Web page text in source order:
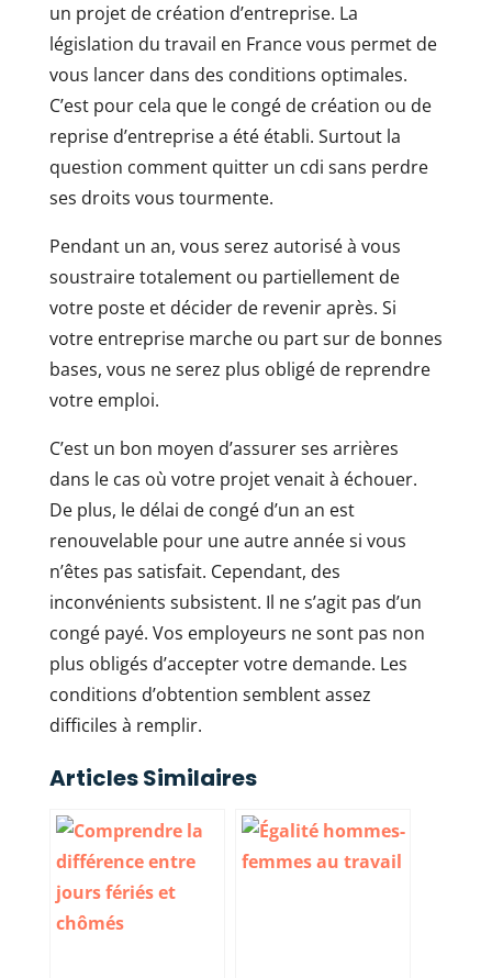
un projet de création d’entreprise. La
législation du travail en France vous permet de
vous lancer dans des conditions optimales.
C’est pour cela que le congé de création ou de
reprise d’entreprise a été établi. Surtout la
question comment quitter un cdi sans perdre
ses droits vous tourmente.
Pendant un an, vous serez autorisé à vous
soustraire totalement ou partiellement de
votre poste et décider de revenir après. Si
votre entreprise marche ou part sur de bonnes
bases, vous ne serez plus obligé de reprendre
votre emploi.
C’est un bon moyen d’assurer ses arrières
dans le cas où votre projet venait à échouer.
De plus, le délai de congé d’un an est
renouvelable pour une autre année si vous
n’êtes pas satisfait. Cependant, des
inconvénients subsistent. Il ne s’agit pas d’un
congé payé. Vos employeurs ne sont pas non
plus obligés d’accepter votre demande. Les
conditions d’obtention semblent assez
difficiles à remplir.
Articles Similaires